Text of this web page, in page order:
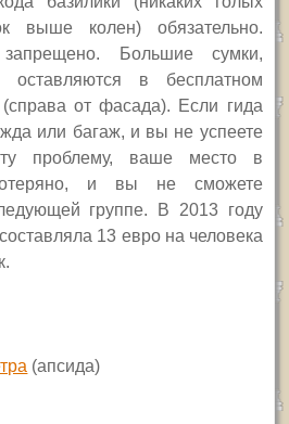
выше колен) обязательно.
запрещено. Большие сумки,
в бесплатном
(справа от фасада). Если гида
или багаж, и вы не успеете
проблему, ваше место в
и вы не сможете
группе. В 2013 году
13 евро на человека
(апсида)